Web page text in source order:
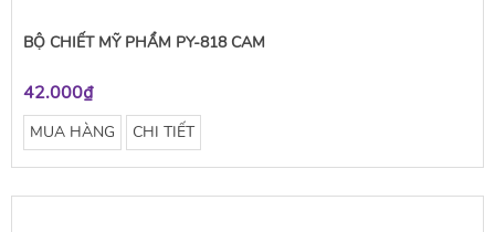
BỘ CHIẾT MỸ PHẨM PY-818 CAM
42.000₫
MUA HÀNG CHI TIẾT